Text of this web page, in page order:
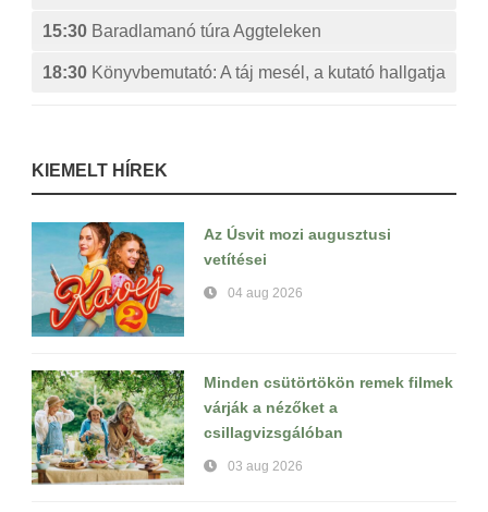
15:30 Baradlamanó túra Aggteleken
18:30 Könyvbemutató: A táj mesél, a kutató hallgatja
KIEMELT HÍREK
Az Úsvit mozi augusztusi
vetítései
04 aug 2026
Minden csütörtökön remek filmek
várják a nézőket a
csillagvizsgálóban
03 aug 2026